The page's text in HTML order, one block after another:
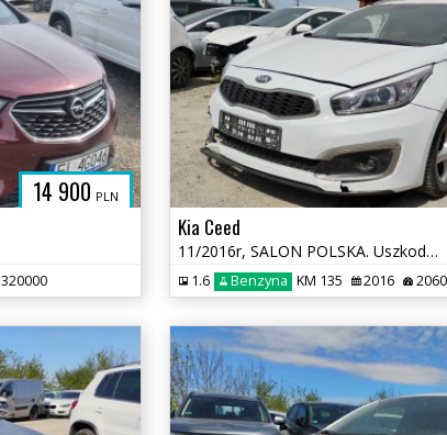
14 900 PLN
320000
Kia Ceed
11/2016r, SALON POLSKA. Uszkodzony przód. Jeździ.
1.6 Benzyna KM 135 2016